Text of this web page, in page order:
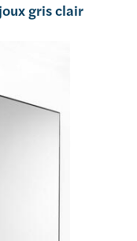
gris clair